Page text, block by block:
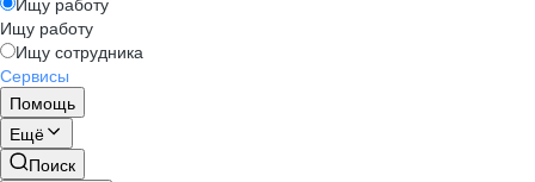
Ищу работу
Ищу сотрудника
Сервисы
Помощь
Ещё
Поиск